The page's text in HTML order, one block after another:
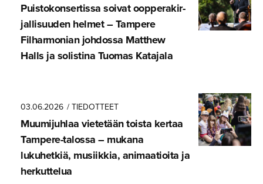
Puistokon­ser­tissa soivat oopperakir­
jal­li­suuden helmet – Tampere
Filharmonian johdossa Matthew
Halls ja solistina Tuomas Katajala
03.06.2026 / TIEDOTTEET
Muumijuhlaa vietetään toista kertaa
Tampere-ta­lossa – mukana
lukuhetkiä, musiikkia, animaatioita ja
herkuttelua